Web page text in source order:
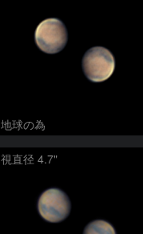
地球の為
視直径 4.7"